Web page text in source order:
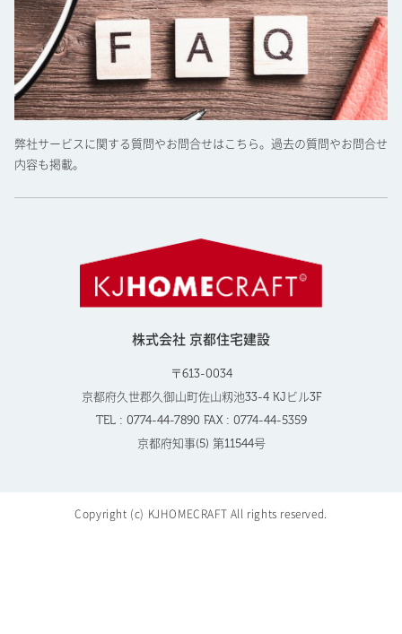
弊社サービスに関する質問やお問合せはこちら。過去の質問やお問合せ
内容も掲載。
株式会社 京都住宅建設
〒613-0034
京都府久世郡久御山町佐山籾池33-4 KJビル3F
TEL : 0774-44-7890 FAX : 0774-44-5359
京都府知事(5) 第11544号
Copyright (c) KJHOMECRAFT All rights reserved.